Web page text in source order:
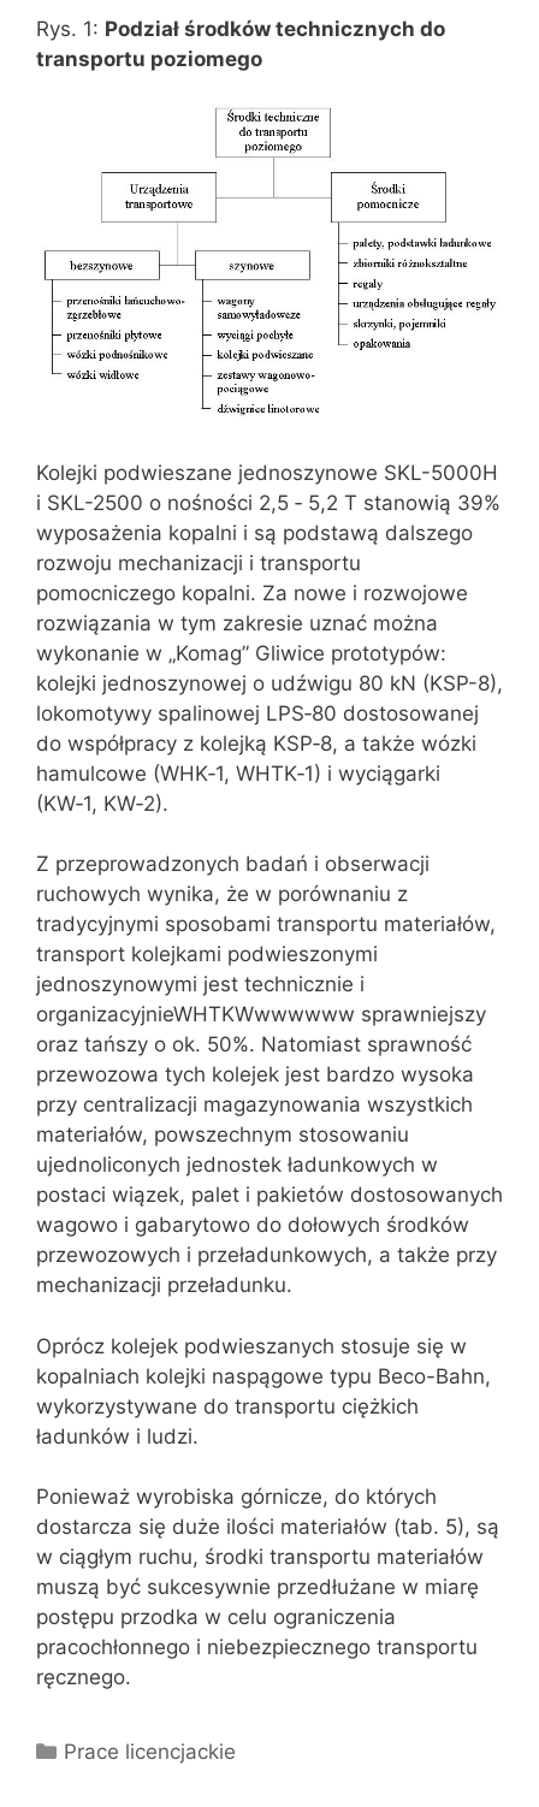
Rys. 1: Podział środków technicznych do
transportu poziomego
Kolejki podwieszane jednoszynowe SKL-5000H
i SKL-2500 o nośności 2,5 ‑ 5,2 T stanowią 39%
wyposażenia kopalni i są podstawą dalszego
rozwoju mechanizacji i transportu
pomocniczego kopalni. Za nowe i rozwojowe
rozwiązania w tym zakresie uznać można
wykonanie w „Komag” Gliwice prototypów:
kolejki jednoszynowej o udźwigu 80 kN (KSP-8),
lokomotywy spalinowej LPS‑80 dostosowanej
do współpracy z kolejką KSP‑8, a także wózki
hamulcowe (WHK‑1, WHTK‑1) i wyciągarki
(KW‑1, KW‑2).
Z przeprowadzonych badań i obserwacji
ruchowych wynika, że w porównaniu z
tradycyjnymi sposobami transportu materiałów,
transport kolejkami podwieszonymi
jednoszynowymi jest technicznie i
organizacyjnieWHTKWwwwwww sprawniejszy
oraz tańszy o ok. 50%. Natomiast sprawność
przewozowa tych kolejek jest bardzo wysoka
przy centralizacji magazynowania wszystkich
materiałów, powszechnym stosowaniu
ujednoliconych jednostek ładunkowych w
postaci wiązek, palet i pakietów dostosowanych
wagowo i gabarytowo do dołowych środków
przewozowych i przeładunkowych, a także przy
mechanizacji przeładunku.
Oprócz kolejek podwieszanych stosuje się w
kopalniach kolejki naspągowe typu Beco-Bahn,
wykorzystywane do transportu ciężkich
ładunków i ludzi.
Ponieważ wyrobiska górnicze, do których
dostarcza się duże ilości materiałów (tab. 5), są
w ciągłym ruchu, środki transportu materiałów
muszą być sukcesywnie przedłużane w miarę
postępu przodka w celu ograniczenia
pracochłonnego i niebezpiecznego transportu
ręcznego.
Kategorie
Prace licencjackie